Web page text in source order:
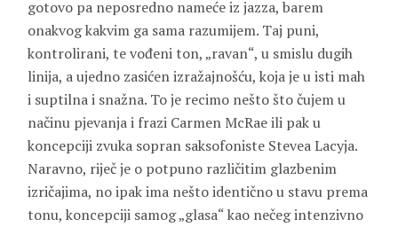
gotovo pa neposredno nameće iz jazza, barem
onakvog kakvim ga sama razumijem. Taj puni,
kontrolirani, te vođeni ton, „ravan“, u smislu dugih
linija, a ujedno zasićen izražajnošću, koja je u isti mah
i suptilna i snažna. To je recimo nešto što čujem u
načinu pjevanja i frazi Carmen McRae ili pak u
koncepciji zvuka sopran saksofoniste Stevea Lacyja.
Naravno, riječ je o potpuno različitim glazbenim
izričajima, no ipak ima nešto identično u stavu prema
tonu, koncepciji samog „glasa“ kao nečeg intenzivno